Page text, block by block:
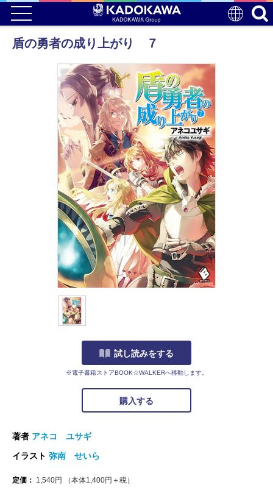
盾の勇者の成り上がり ７
試し読みをする
※電子書籍ストアBOOK☆WALKERへ移動します。
購入する
著者 アネコ ユサギ
イラスト 弥南 せいら
定価： 1,540円 （本体1,400円＋税）